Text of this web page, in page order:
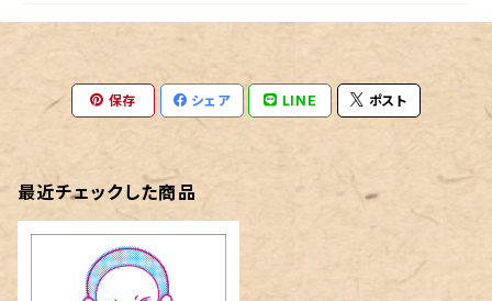
保存 シェア LINE ポスト
最近チェックした商品